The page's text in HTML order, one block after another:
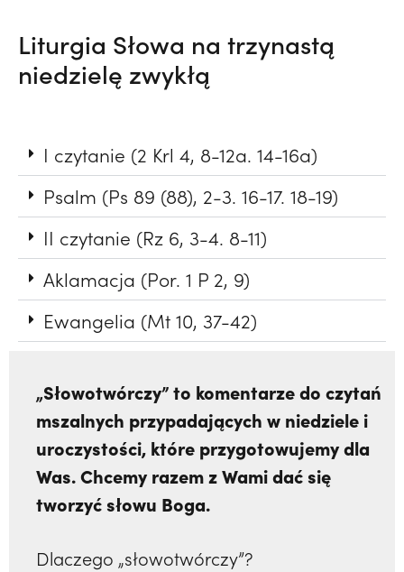
Liturgia Słowa na trzynastą
niedzielę zwykłą
I czytanie (2 Krl 4, 8-12a. 14-16a)
Psalm (Ps 89 (88), 2-3. 16-17. 18-19)
II czytanie (Rz 6, 3-4. 8-11)
Aklamacja (Por. 1 P 2, 9)
Ewangelia (Mt 10, 37-42)
„Słowotwórczy” to komentarze do czytań
mszalnych przypadających w niedziele i
uroczystości, które przygotowujemy dla
Was. Chcemy razem z Wami dać się
tworzyć słowu Boga.
Dlaczego „słowotwórczy”?